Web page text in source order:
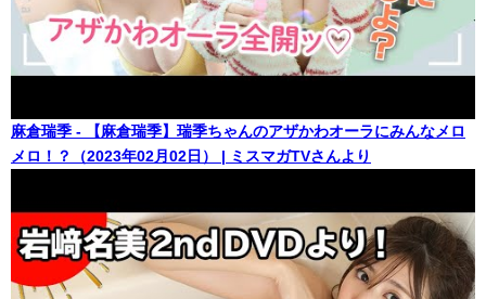
麻倉瑞季 - 【麻倉瑞季】瑞季ちゃんのアザかわオーラにみんなメロ
メロ！？（2023年02月02日） | ミスマガTVさんより